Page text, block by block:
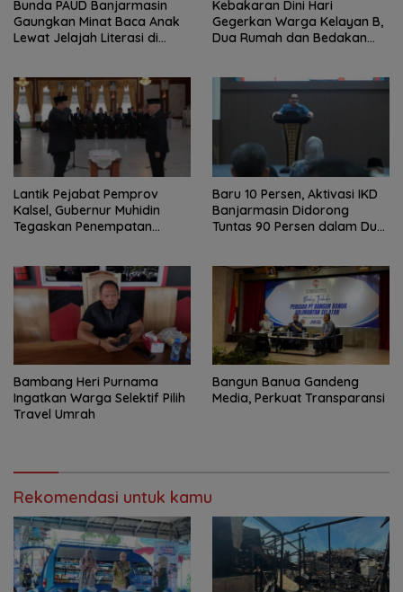
Bunda PAUD Banjarmasin
Gaungkan Minat Baca Anak
Lewat Jelajah Literasi di
Kebakaran Dini Hari
Gegerkan Warga Kelayan B,
Dua Rumah dan Bedakan
Lantik Pejabat Pemprov
Kalsel, Gubernur Muhidin
Tegaskan Penempatan
Baru 10 Persen, Aktivasi IKD
Banjarmasin Didorong
Tuntas 90 Persen dalam Dua
Bambang Heri Purnama
Ingatkan Warga Selektif Pilih
Travel Umrah
Bangun Banua Gandeng
Media, Perkuat Transparansi
Rekomendasi untuk kamu